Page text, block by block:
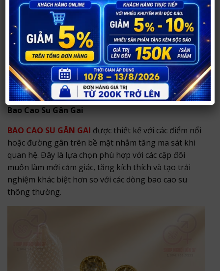
Bao kéo dài thời gian quan hệ
Các sản phẩm được nhiều khách hàng quan tâm gồm
bao cao su OLO siêu mỏng kéo dài thời gian, bao cao
su MaxxMen Prolong 5in1 và các dòng Durex kéo dài
thời gian.
Bao Cao Su Gân Gai
BAO CAO SU GÂN GAI được thiết kế với các điểm nổi
hoặc đường gân trên bề mặt nhằm tăng ma sát khi
quan hệ. Đây là lựa chọn phù hợp với các cặp đôi
muốn làm mới cảm giác, tăng kích thích và tạo trải
nghiệm khác biệt hơn so với các dòng bao cao su
thông thường.